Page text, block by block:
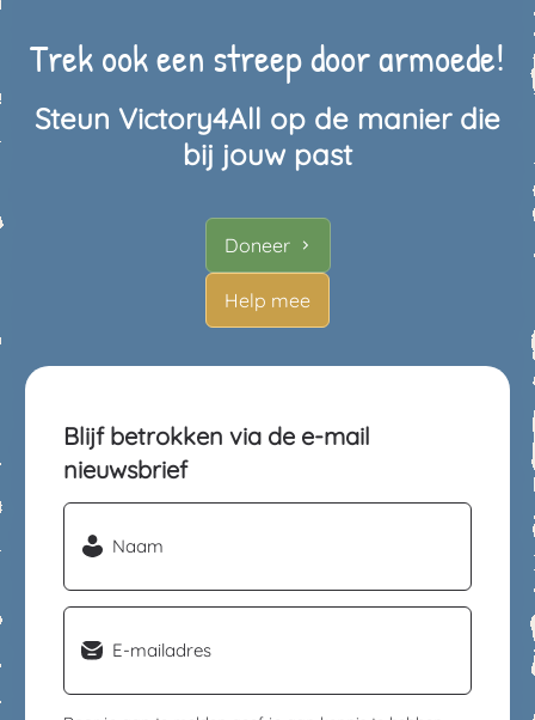
Trek ook een streep door armoede!
Steun Victory4All op de manier die
bij jouw past
Doneer
Help mee
Blijf betrokken via de e-mail
nieuwsbrief
Naam
Email